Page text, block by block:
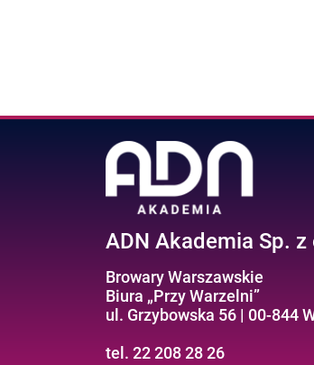
ADN Akademia Sp. z
Browary Warszawskie
Biura „Przy Warzelni”
ul. Grzybowska 56 | 00-844
tel. 22 208 28 26